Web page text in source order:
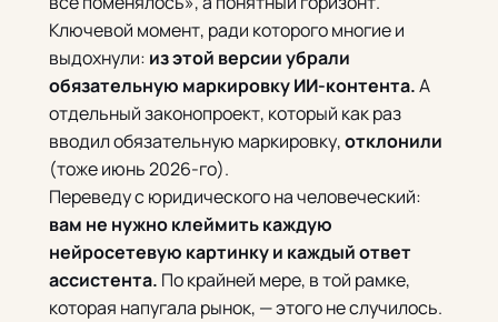
Ключевой момент, ради которого многие и
выдохнули: из этой версии убрали
обязательную маркировку ИИ-контента.А
отдельный законопроект, который как раз
вводил обязательную маркировку,отклонили
(тоже июнь 2026-го).
Переведу с юридического на человеческий:
вам не нужно клеймить каждую
нейросетевую картинку и каждый ответ
ассистента. По крайней мере, в той рамке,
которая напугала рынок, — этого не случилось.